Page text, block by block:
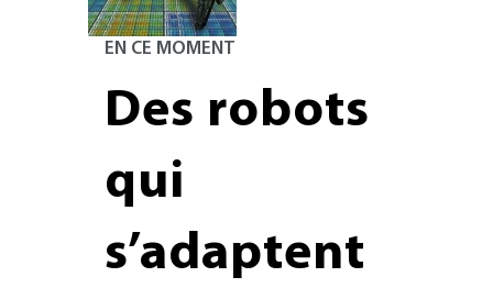
EN CE MOMENT
Des robots
qui
s’adaptent